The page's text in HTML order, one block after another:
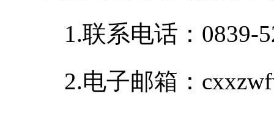
1.联系电话：0839-
2.电子邮箱：